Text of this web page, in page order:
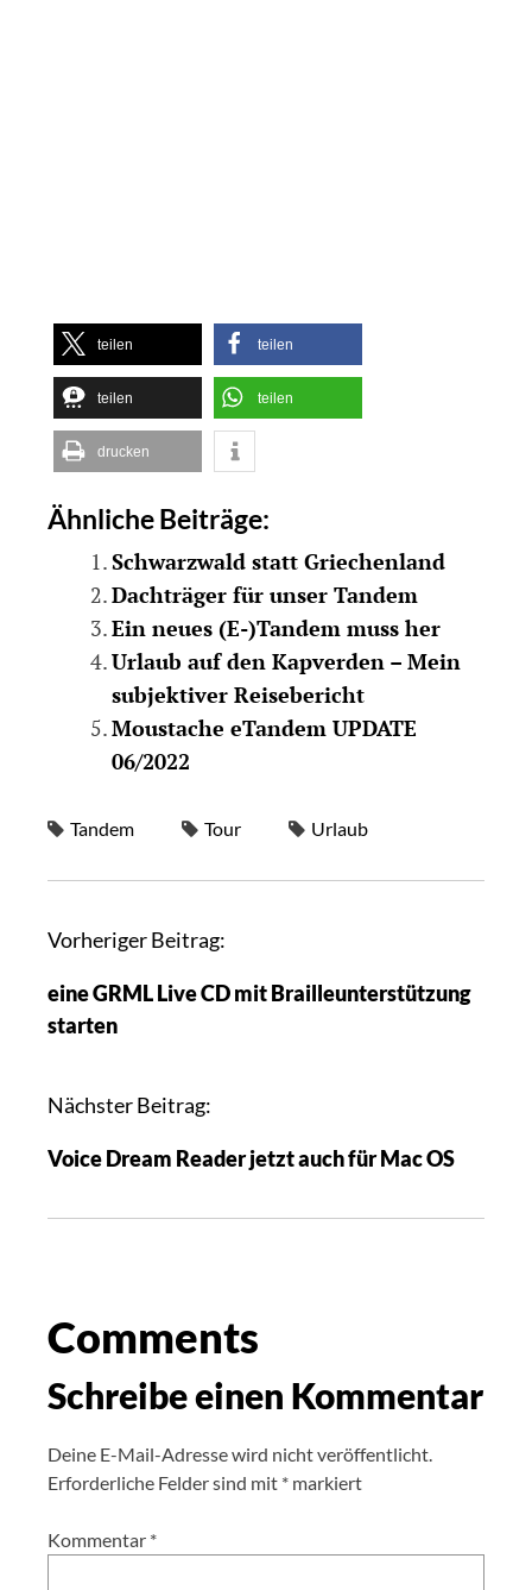
teilen teilen
teilen teilen
drucken
Ähnliche Beiträge:
Schwarzwald statt Griechenland
Dachträger für unser Tandem
Ein neues (E-)Tandem muss her
Urlaub auf den Kapverden – Mein
subjektiver Reisebericht
Moustache eTandem UPDATE
06/2022
Tandem Tour Urlaub
Vorheriger Beitrag:
eine GRML Live CD mit Brailleunterstützung
starten
Nächster Beitrag:
Voice Dream Reader jetzt auch für Mac OS
Comments
Schreibe einen Kommentar
Deine E-Mail-Adresse wird nicht veröffentlicht.
Erforderliche Felder sind mit * markiert
Kommentar *